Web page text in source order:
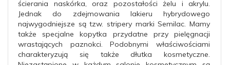
ścierania naskórka, oraz pozostałości żelu i akrylu.
Jednak do zdejmowania lakieru hybrydowego
najwygodniejsze są tzw. stripery marki Semilac. Mamy
także specjalne kopytka przydatne przy pielęgnacji
wrastających paznokci. Podobnymi właściwościami
charakteryzują się także dłutka kosmetyczne.